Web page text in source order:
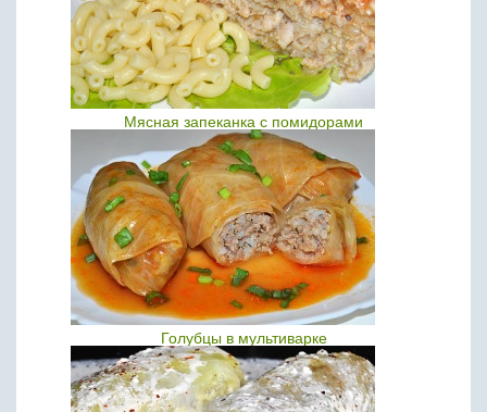
Мясная запеканка с помидорами
Голубцы в мультиварке